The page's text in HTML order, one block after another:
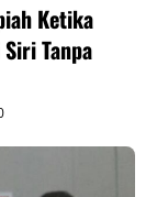
Ketika
Tanpa